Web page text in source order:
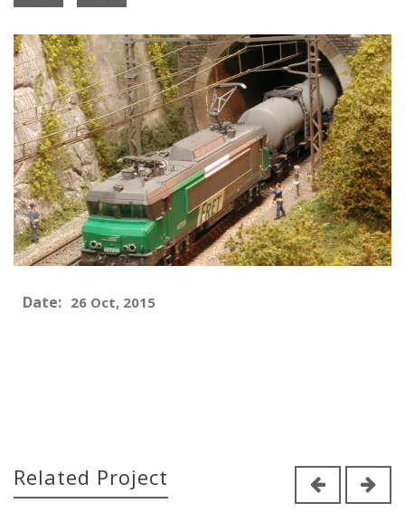
Date: 26 Oct, 2015
Related Project